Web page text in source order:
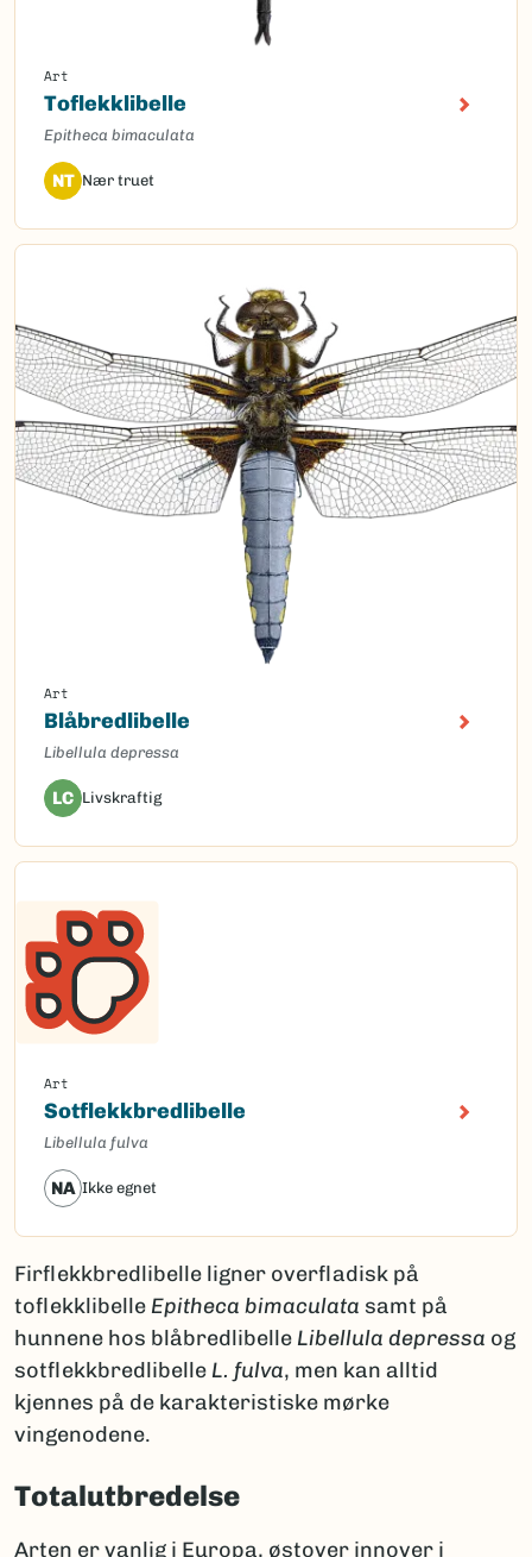
Art
Toflekklibelle
Epitheca bimaculata
NT Nær truet
Art
Blåbredlibelle
Libellula depressa
LC Livskraftig
Art
Sotflekkbredlibelle
Libellula fulva
NA Ikke egnet
Firflekkbredlibelle ligner overfladisk på
toflekklibelle Epitheca bimaculata samt på
hunnene hos blåbredlibelle Libellula depressa og
sotflekkbredlibelle L. fulva, men kan alltid
kjennes på de karakteristiske mørke
vingenodene.
Totalutbredelse
Arten er vanlig i Europa, østover innover i